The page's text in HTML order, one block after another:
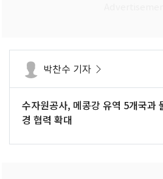
박찬수 기자
수자원공사, 메콩강 유역 5개국과
경 협력 확대